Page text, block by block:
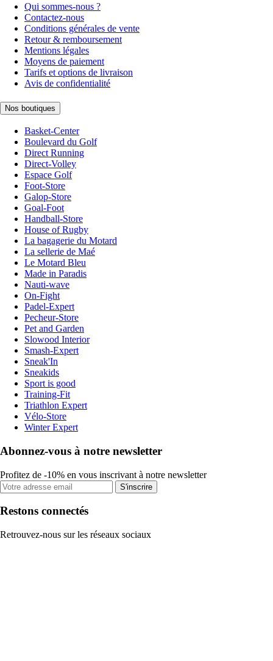
Qui sommes-nous ?
Contactez-nous
Conditions générales de vente
Retour & remboursement
Mentions légales
Moyens de paiement
Tarifs et options de livraison
Avis de confidentialité
Nos boutiques
Basket-Center
Boulevard du Golf
Direct Running
Direct-Volley
Espace Golf
Foot-Store
Galop-Store
Goal-Foot
Handball-Store
House of Rugby
La bagagerie du Motard
La sellerie de Maé
Le Motard Bleu
Made in Paradis
Nauti-wave
On-Fight
Padel-Expert
Pecheur-Store
Pet and Garden
Slowood Interior
Smash-Expert
Sneak'In
Sneakids
Sport is good
Training-Fit
Triathlon Expert
Vélo-Store
Winter Expert
Abonnez-vous à notre newsletter
Profitez de -10% en vous inscrivant à notre newsletter
S'inscrire
Restons connectés
Retrouvez-nous sur les réseaux sociaux